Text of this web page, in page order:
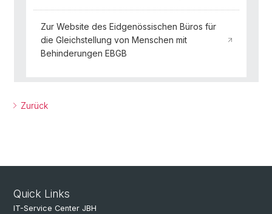
Zur Website des Eidgenössischen Büros für
die Gleichstellung von Menschen mit
Behinderungen EBGB
Zurück
Quick Links
IT-Service Center JBH